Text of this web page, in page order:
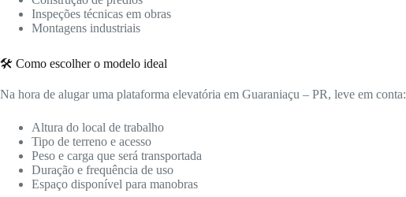
Inspeções técnicas em obras
Montagens industriais
🛠️ Como escolher o modelo ideal
Na hora de alugar uma plataforma elevatória em Guaraniaçu – PR, leve em conta:
Altura do local de trabalho
Tipo de terreno e acesso
Peso e carga que será transportada
Duração e frequência de uso
Espaço disponível para manobras